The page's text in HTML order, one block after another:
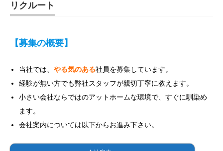
リクルート
【募集の概要】
当社では、やる気のある社員を募集しています。
経験が無い方でも弊社スタッフが親切丁寧に教えます。
小さい会社ならではのアットホームな環境で、すぐに馴染め
ます。
会社案内については以下からお進み下さい。